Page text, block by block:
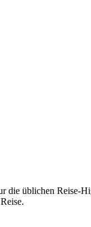
die üblichen Reise-